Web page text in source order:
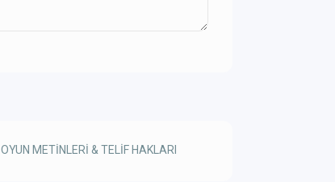
OYUN METİNLERİ & TELİF HAKLARI